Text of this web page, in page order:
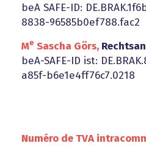
beA SAFE-ID:
8838-96585b0ef788.fac2
Me Sascha Görs,
beA-SAFE-ID ist:
a85f-b6e1e4ff76c7.0218
Numéro de TVA